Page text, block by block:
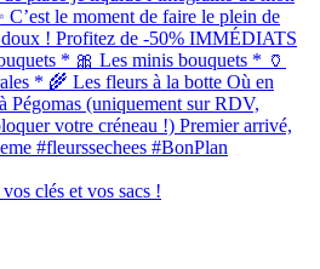
clés et vos sacs !